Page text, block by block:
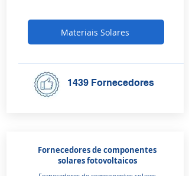
Materiais Solares
1439 Fornecedores
Fornecedores de componentes
solares fotovoltaicos